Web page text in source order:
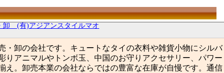
卸 (有)アジアンスタイルマオ
・卸の会社です。キュートなタイの衣料や雑貨小物にシルバ
りアニマルやトンボ玉、中国のお守りアクセサリー、パワー
え。卸売本業の会社ならではの豊富な在庫が自慢です。通信